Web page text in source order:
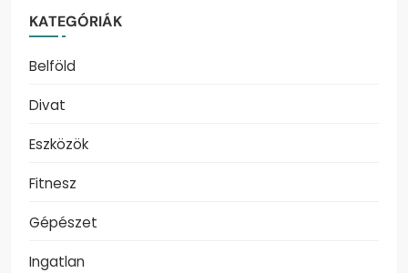
KATEGÓRIÁK
Belföld
Divat
Eszközök
Fitnesz
Gépészet
Ingatlan